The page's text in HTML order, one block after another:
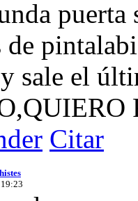
puerta
de
sale el
Citar